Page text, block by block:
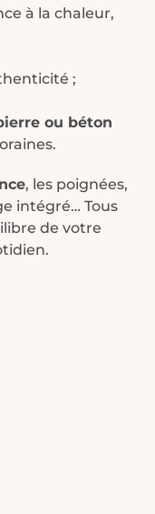
à la chaleur,
;
ou béton
, les poignées,
intégré… Tous
de votre